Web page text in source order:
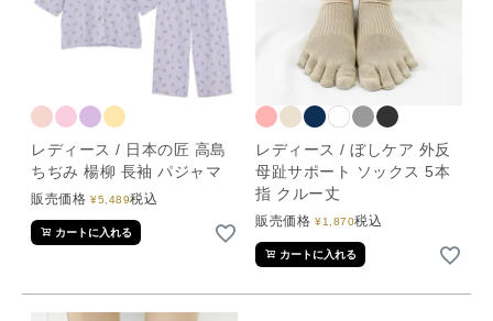
レディース / 日本の匠 高島
ちぢみ 楊柳 長袖 パジャマ
販売価格 ¥5,489税込
カートに入れる
レディース / ぼしケア 外反
母趾サポート ソックス 5本
指 クルー丈
販売価格 ¥1,870税込
カートに入れる